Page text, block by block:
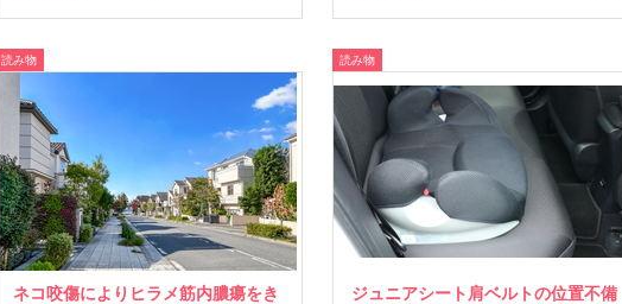
読み物
ネコ咬傷によりヒラメ筋内膿瘍をき
読み物
ジュニアシート肩ベルトの位置不備